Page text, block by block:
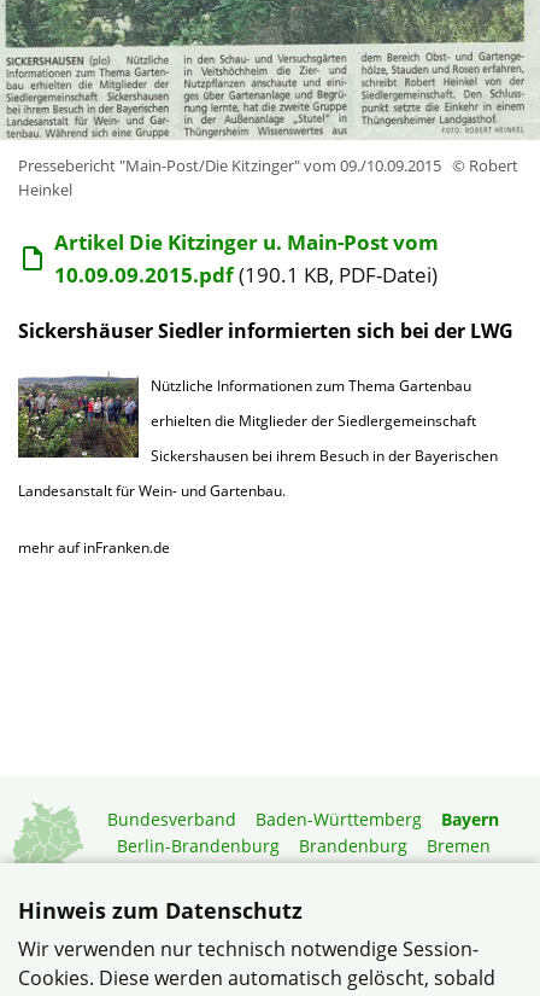
Pressebericht "Main-Post/Die Kitzinger" vom 09./10.09.2015 © Robert
Heinkel
Artikel Die Kitzinger u. Main-Post vom
10.09.09.2015.pdf(190.1 KB, PDF-Datei)
Sickershäuser Siedler informierten sich bei der LWG
Nützliche Informationen zum Thema Gartenbau
erhielten die Mitglieder der Siedlergemeinschaft
Sickershausen bei ihrem Besuch in der Bayerischen
Landesanstalt für Wein- und Gartenbau.
mehr auf inFranken.de
Bundesverband Baden-Württemberg
Bayern
Berlin-Brandenburg
Brandenburg
Bremen
Niedersachsen
Rheinland-Pfalz
Saarland
Sachsen-Anhalt
Schleswig-Holstein
Thüringen
Hinweis zum Datenschutz
Wir verwenden nur technisch notwendige Session-
Cookies. Diese werden automatisch gelöscht, sobald